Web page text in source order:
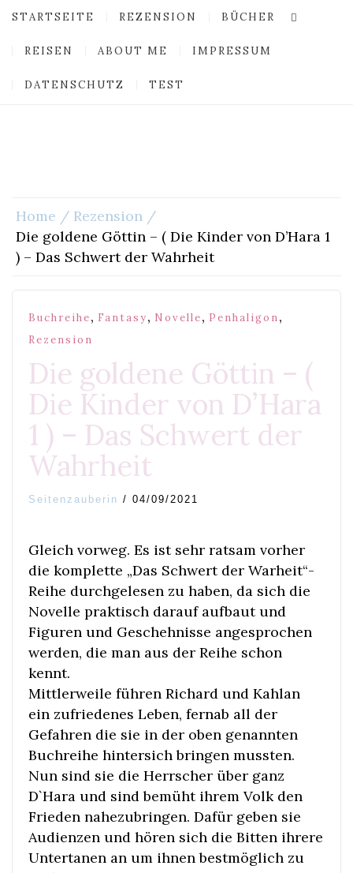
STARTSEITE REZENSION BÜCHER
REISEN ABOUT ME IMPRESSUM
DATENSCHUTZ TEST
Home
Rezension
Die goldene Göttin – ( Die Kinder von D’Hara 1
) – Das Schwert der Wahrheit
Buchreihe, Fantasy, Novelle, Penhaligon,
Rezension
Die goldene Göttin – (
Die Kinder von D’Hara
1 ) – Das Schwert der
Wahrheit
Seitenzauberin / 04/09/2021
Gleich vorweg. Es ist sehr ratsam vorher
die komplette „Das Schwert der Warheit“-
Reihe durchgelesen zu haben, da sich die
Novelle praktisch darauf aufbaut und
Figuren und Geschehnisse angesprochen
werden, die man aus der Reihe schon
kennt.
Mittlerweile führen Richard und Kahlan
ein zufriedenes Leben, fernab all der
Gefahren die sie in der oben genannten
Buchreihe hintersich bringen mussten.
Nun sind sie die Herrscher über ganz
D`Hara und sind bemüht ihrem Volk den
Frieden nahezubringen. Dafür geben sie
Audienzen und hören sich die Bitten ihrere
Untertanen an um ihnen bestmöglich zu